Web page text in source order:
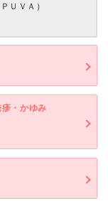
ＵＶＡ）
・かゆみ